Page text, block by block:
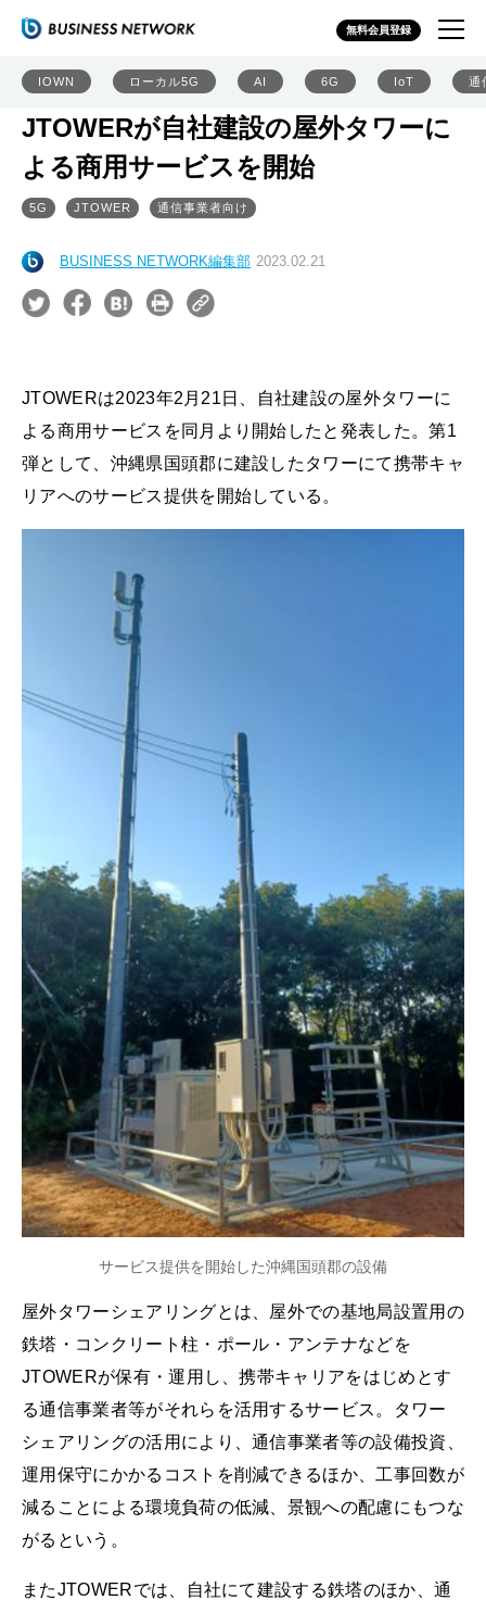
無料会員登録
IOWN ローカル5G AI 6G IoT 通
JTOWERが自社建設の屋外タワーに
よる商用サービスを開始
5G JTOWER 通信事業者向け
BUSINESS NETWORK編集部 2023.02.21
JTOWERは2023年2月21日、自社建設の屋外タワーに
よる商用サービスを同月より開始したと発表した。第1
弾として、沖縄県国頭郡に建設したタワーにて携帯キャ
リアへのサービス提供を開始している。
サービス提供を開始した沖縄国頭郡の設備
屋外タワーシェアリングとは、屋外での基地局設置用の
鉄塔・コンクリート柱・ポール・アンテナなどを
JTOWERが保有・運用し、携帯キャリアをはじめとす
る通信事業者等がそれらを活用するサービス。タワー
シェアリングの活用により、通信事業者等の設備投資、
運用保守にかかるコストを削減できるほか、工事回数が
減ることによる環境負荷の低減、景観への配慮にもつな
がるという。
またJTOWERでは、自社にて建設する鉄塔のほか、通